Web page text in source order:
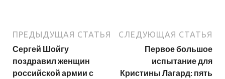
ПРЕДЫДУЩАЯ СТАТЬЯ
Сергей Шойгу
поздравил женщин
российской армии с
СЛЕДУЮЩАЯ СТАТЬЯ
Первое большое
испытание для
Кристины Лагард: пять